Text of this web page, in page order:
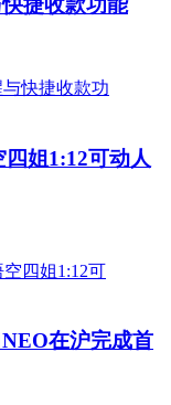
姐1:12可动人
在沪完成首